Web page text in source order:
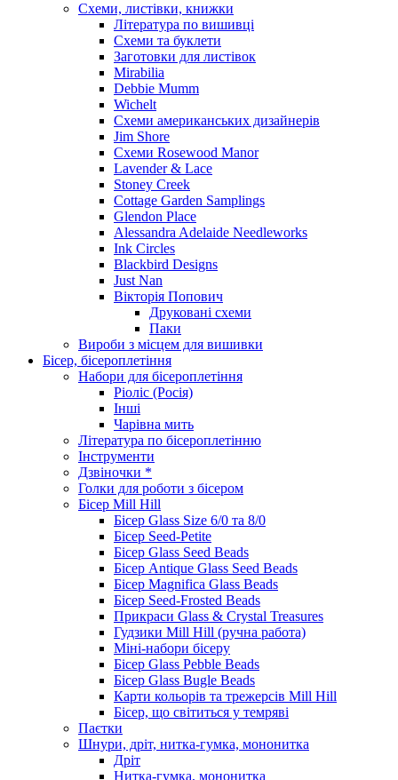
Схеми, листівки, книжки
Література по вишивці
Схеми та буклети
Заготовки для листівок
Mirabilia
Debbie Mumm
Wichelt
Схеми американських дизайнерів
Jim Shore
Cхеми Rosewood Manor
Lavender & Lace
Stoney Creek
Cottage Garden Samplings
Glendon Place
Alessandra Adelaide Needleworks
Ink Circles
Blackbird Designs
Just Nan
Вікторія Попович
Друковані схеми
Паки
Вироби з місцем для вишивки
Бісер, бісероплетіння
Набори для бісероплетіння
Ріоліс (Росія)
Інші
Чарівна мить
Література по бісероплетінню
Інструменти
Дзвіночки *
Голки для роботи з бісером
Бісер Mill Hill
Бісер Glass Size 6/0 та 8/0
Бісер Seed-Petite
Бісер Glass Seed Beads
Бісер Antique Glass Seed Beads
Бісер Magnifica Glass Beads
Бісер Seed-Frosted Beads
Прикраси Glass & Crystal Treasures
Гудзики Mill Hill (ручна работа)
Міні-набори бісеру
Бісер Glass Pebble Beads
Бісер Glass Bugle Beads
Карти кольорів та трежерсів Mill Hill
Бісер, що світиться у темряві
Паєтки
Шнури, дріт, нитка-гумка, мононитка
Дріт
Нитка-гумка, мононитка